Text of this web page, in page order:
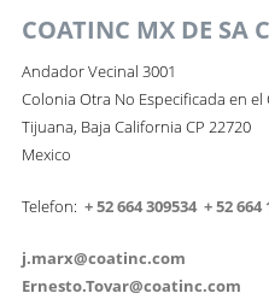
COATINC MX DE SA
Andador Vecinal 3001
Colonia Otra No Especificada en
Tijuana, Baja California CP 22720
Mexico
‪Telefon: + 52 664 309534 + 52 664
j.marx@coatinc.com
Ernesto.Tovar@coatinc.com